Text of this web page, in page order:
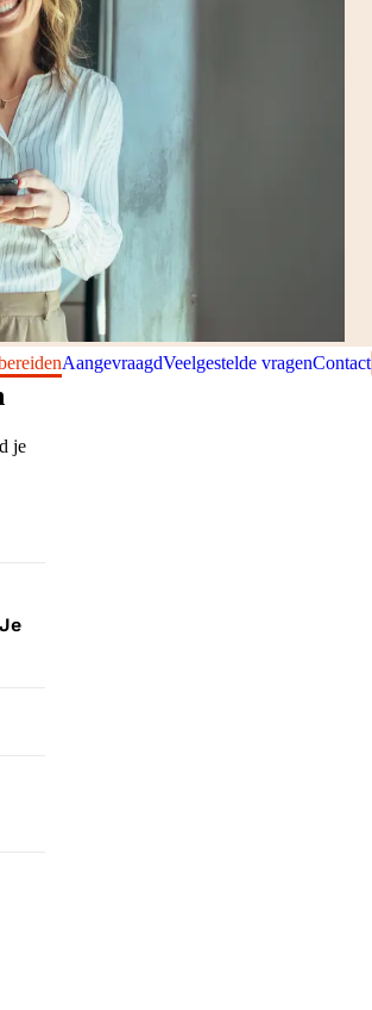
AangevraagdVeelgestelde vragenContact
je